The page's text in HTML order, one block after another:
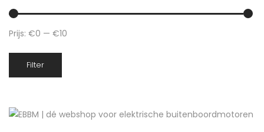
Filter
Prijs: €0 — €10